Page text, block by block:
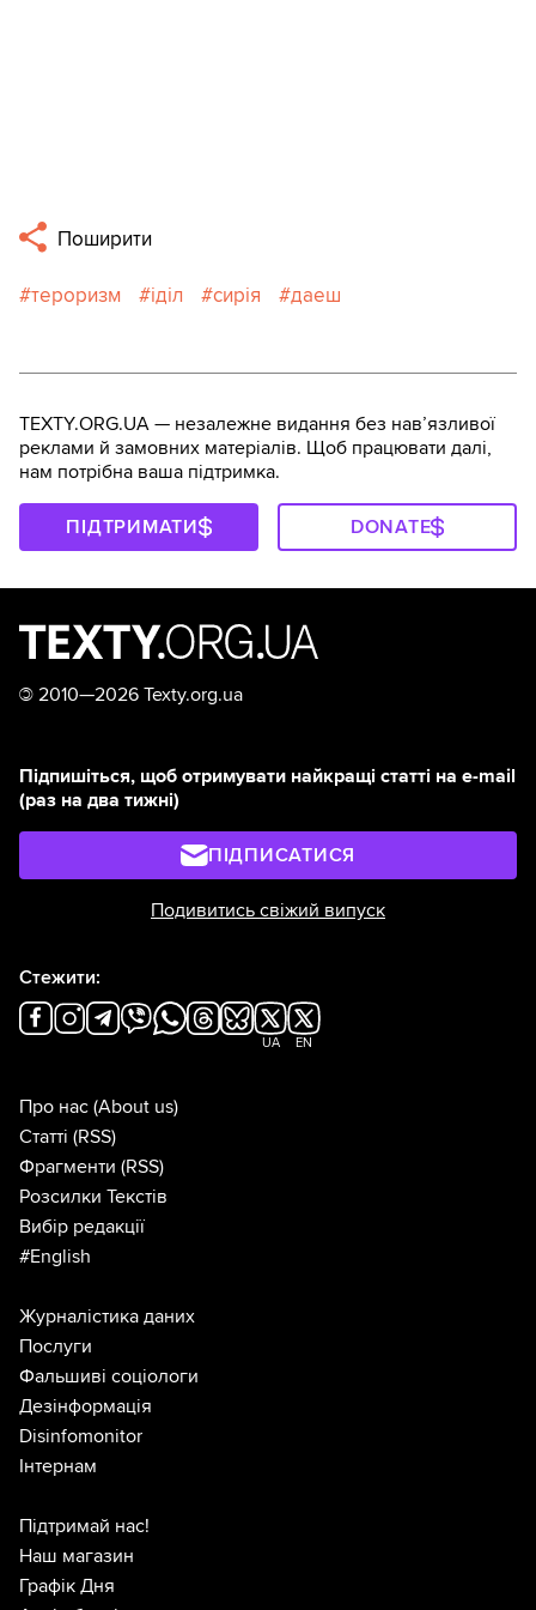
Поширити
тероризм іділ сирія даеш
TEXTY.ORG.UA — незалежне видання без навʼязливої
реклами й замовних матеріалів. Щоб працювати далі,
нам потрібна ваша підтримка.
ПІДТРИМАТИ DONATE
© 2010—2026 Texty.org.ua
Підпишіться, щоб отримувати найкращі статті на e-mail
(раз на два тижні)
ПІДПИСАТИСЯ
Подивитись свіжий випуск
Стежити:
UA EN
Про нас (About us)
Статті (RSS)
Фрагменти (RSS)
Розсилки Текстів
Вибір редакції
#English
Журналістика даних
Послуги
Фальшиві соціологи
Дезінформація
Disinfomonitor
Інтернам
Підтримай нас!
Наш магазин
Графік Дня